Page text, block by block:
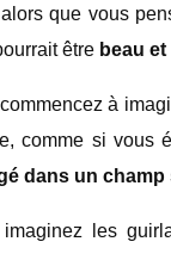
que vous
être beau
à
comme si vous
dans un
imaginez les